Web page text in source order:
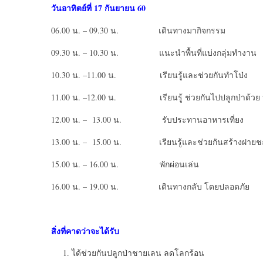
วันอาทิตย์ที่ 17 กันยายน 60
06.00 น. – 09.30 น. เดินทางมากิจกรรม
09.30 น. – 10.30 น. แนะนำพื้นที่แบ่งกลุ่มทำงาน
10.30 น. –11.00 น. เรียนรู้และช่วยกันทำโป่ง
11.00 น. –12.00 น. เรียนรู้ ช่วยกันไปปลูกป่าด้วย
12.00 น. – 13.00 น. รับประทานอาหารเที่ยง
13.00 น. – 15.00 น. เรียนรู้และช่วยกันสร้างฝายช
15.00 น. – 16.00 น. พักผ่อนเล่น
16.00 น. – 19.00 น. เดินทางกลับ โดยปลอดภัย
สิ่งที่คาดว่าจะได้รับ
ได้ช่วยกันปลูกป่าชายเลน ลดโลกร้อน